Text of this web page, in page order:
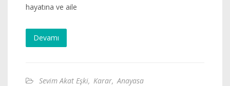
hayatına ve aile
Devamı
Sevim Akat Eşki, Karar, Anayasa